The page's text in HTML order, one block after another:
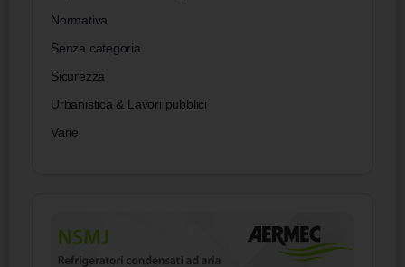
Normativa
Senza categoria
Sicurezza
Urbanistica & Lavori pubblici
Varie